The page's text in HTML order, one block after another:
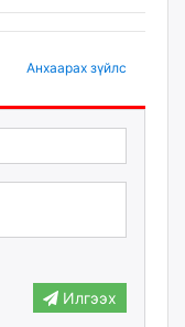
Анхаарах зүйлс
Илгээх